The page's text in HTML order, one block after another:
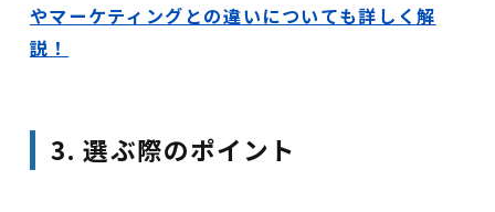
やマーケティングとの違いについても詳しく解
説！
3. 選ぶ際のポイント